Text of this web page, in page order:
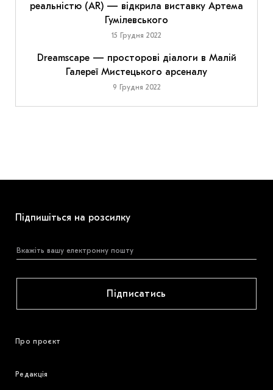
реальністю (AR) — відкрила виставку Артема
Гумілевського
15 Грудня 2022
Dreamscape — просторові діалоги в Малій
Галереї Мистецького арсеналу
9 Грудня 2022
Підпишіться на розсилку
Підписатись
Про проєкт
Редакція